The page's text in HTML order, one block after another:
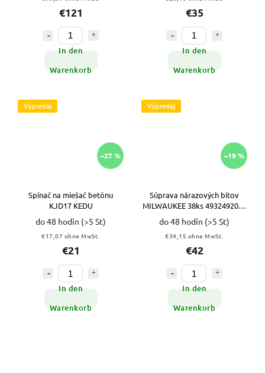
€121
In den
Warenkorb
€35
In den
Warenkorb
Výpredaj
–27 %
Spínač na miešač betónu
KJD17 KEDU
do 48 hodín (>5 St)
€17,07 ohne MwSt.
€21
In den
Warenkorb
Výpredaj
–19 %
Súprava nárazových bitov
MILWAUKEE 38ks 4932492009
VYPR
do 48 hodín (>5 St)
€34,15 ohne MwSt.
€42
In den
Warenkorb